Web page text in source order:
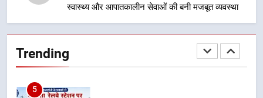
स्वास्थ्य और आपातकालीन सेवाओं की बनी मजबूत व्यवस्था
Trending
स्टेशन पर अछनेरा-टनकपुर एक्सप्रेस का
6